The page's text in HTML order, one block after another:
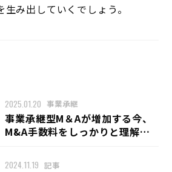
み出していくでしょう。
2025.01.20 事業承継
事業承継型M＆Aが増加する今、
M&A手数料をしっかりと理解し
2024.11.19 記事